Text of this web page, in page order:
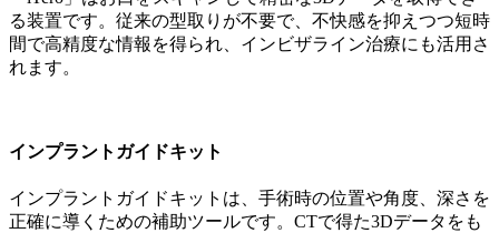
る装置です。従来の型取りが不要で、不快感を抑えつつ短時
間で高精度な情報を得られ、インビザライン治療にも活用さ
れます。
インプラントガイドキット
インプラントガイドキットは、手術時の位置や角度、深さを
正確に導くための補助ツールです。CTで得た3Dデータをも